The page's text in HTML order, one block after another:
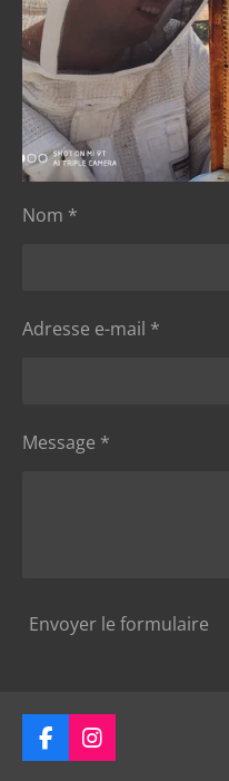
Nom *
Adresse e-mail *
Message *
Envoyer le formulaire
F
a
I
n